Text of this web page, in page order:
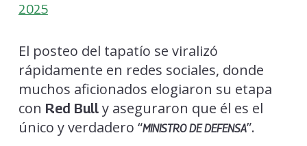
2025
El posteo del tapatío se viralizó
rápidamente en redes sociales, donde
muchos aficionados elogiaron su etapa
con Red Bully aseguraron que él es el
único y verdadero “MINISTRO DE DEFENSA”.